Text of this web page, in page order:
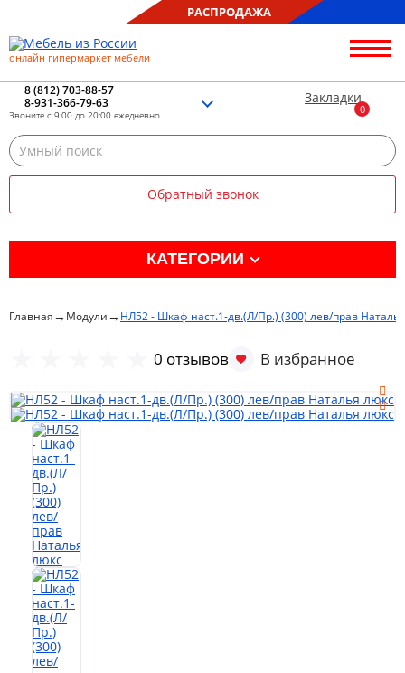
РАСПРОДАЖА
Контакты
Благотворительность
Блог
Сборка
Оплата
Отзывы
Закладки
онлайн гипермаркет мебели
8 (812) 703-88-57
8-931-366-79-63
Звоните с 9:00 до 20:00 ежедневно
Обратный звонок
КАТЕГОРИИ
Кухня
Гостиная
Главная→ Модули→ НЛ52 - Шкаф наст.1-дв.(Л/Пр.) (300) лев/прав
0 отзывов